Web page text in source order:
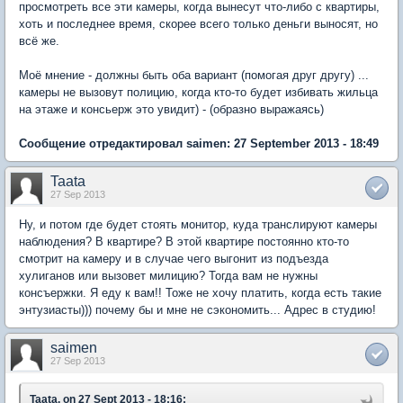
просмотреть все эти камеры, когда вынесут что-либо с квартиры,
хоть и последнее время, скорее всего только деньги выносят, но
всё же.
Моё мнение - должны быть оба вариант (помогая друг другу) ...
камеры не вызовут полицию, когда кто-то будет избивать жильца
на этаже и консьерж это увидит) - (образно выражаясь)
Сообщение отредактировал saimen: 27 September 2013 - 18:49
Taata
27 Sep 2013
Ну, и потом где будет стоять монитор, куда транслируют камеры
наблюдения? В квартире? В этой квартире постоянно кто-то
смотрит на камеру и в случае чего выгонит из подъезда
хулиганов или вызовет милицию? Тогда вам не нужны
консъержки. Я еду к вам!! Тоже не хочу платить, когда есть такие
энтузиасты))) почему бы и мне не сэкономить... Адрес в студию!
saimen
27 Sep 2013
Taata, on 27 Sept 2013 - 18:16: